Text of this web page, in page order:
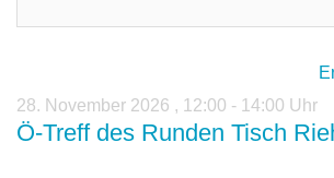
28. November 2026 , 12:00 - 14:00 Uhr
Ö-Treff des Runden Tisch